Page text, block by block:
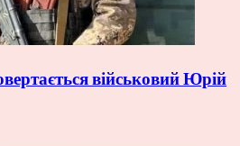
військовий Юрій